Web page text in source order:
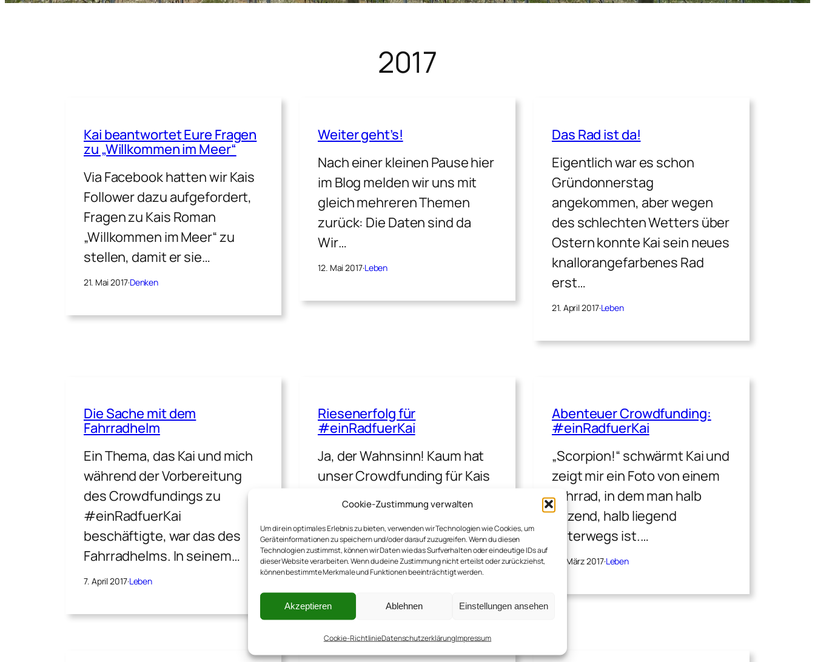
Cookie-Zustimmung verwalten
Um dir ein optimales Erlebnis zu bieten, verwenden wir Technologien wie Cookies, um
Geräteinformationen zu speichern und/oder darauf zuzugreifen. Wenn du diesen
Technologien zustimmst, können wir Daten wie das Surfverhalten oder eindeutige IDs auf
dieser Website verarbeiten. Wenn du deine Zustimmung nicht erteilst oder zurückziehst,
können bestimmte Merkmale und Funktionen beeinträchtigt werden.
Akzeptieren Ablehnen Einstellungen ansehen
Cookie-RichtlinieDatenschutzerklärungImpressum
2017
Kai beantwortet Eure Fragen
zu „Willkommen im Meer“
Via Facebook hatten wir Kais
Follower dazu aufgefordert,
Fragen zu Kais Roman
„Willkommen im Meer“ zu
stellen, damit er sie…
21. Mai 2017·Denken
Weiter geht’s!
Nach einer kleinen Pause hier
im Blog melden wir uns mit
gleich mehreren Themen
zurück: Die Daten sind da
Wir…
12. Mai 2017·Leben
Das Rad ist da!
Eigentlich war es schon
Gründonnerstag
angekommen, aber wegen
des schlechten Wetters über
Ostern konnte Kai sein neues
knallorangefarbenes Rad
erst…
21. April 2017·Leben
Die Sache mit dem
Fahrradhelm
Ein Thema, das Kai und mich
während der Vorbereitung
des Crowdfundings zu
#einRadfuerKai
beschäftigte, war das des
Fahrradhelms. In seinem…
7. April 2017·Leben
Riesenerfolg für
#einRadfuerKai
Ja, der Wahnsinn! Kaum hat
unser Crowdfunding für Kais
Fahrrad am Dienstagmorgen
begonnen, geht es rund! Die
ersten Unterstützer stehen…
31. März 2017·Leben
Abenteuer Crowdfunding:
#einRadfuerKai
„Scorpion!“ schwärmt Kai und
zeigt mir ein Foto von einem
Fahrrad, in dem man halb
sitzend, halb liegend
unterwegs ist.…
25. März 2017·Leben